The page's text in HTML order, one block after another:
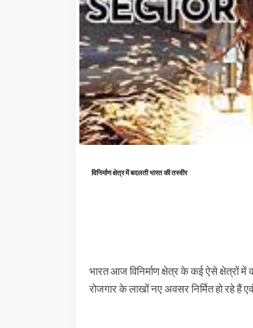
विनिर्माण क्षेत्र में बदलती भारत की तस्वीर
भारत आज विनिर्माण क्षेत्र के कई ऐसे क्षेत्रों
रोजगार के लाखों नए अवसर निर्मित हो रहे हैं